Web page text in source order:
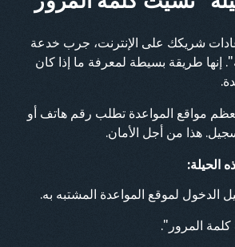
شريكك على الإنترنت، جرب خدعة
إنها طريقة بسيطة لمعرفة ما إذا كان
مواقع المواعدة تطلب رقم هاتف أو
هذا من أجل الأمان.
الحيلة:
الدخول لموقع المواعدة المشتبه به.
المرور".